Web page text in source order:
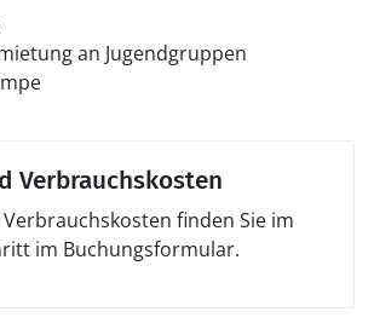
an Jugendgruppen
Verbrauchskosten
finden Sie im
im Buchungsformular.